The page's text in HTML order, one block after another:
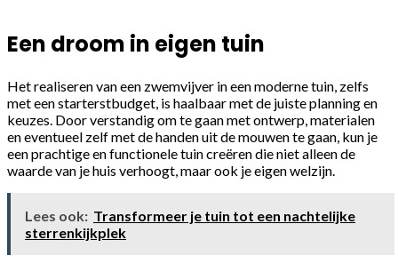
Een droom in eigen tuin
Het realiseren van een zwemvijver in een moderne tuin, zelfs
met een starterstbudget, is haalbaar met de juiste planning en
keuzes. Door verstandig om te gaan met ontwerp, materialen
en eventueel zelf met de handen uit de mouwen te gaan, kun je
een prachtige en functionele tuin creëren die niet alleen de
waarde van je huis verhoogt, maar ook je eigen welzijn.
Lees ook: Transformeer je tuin tot een nachtelijke
sterrenkijkplek